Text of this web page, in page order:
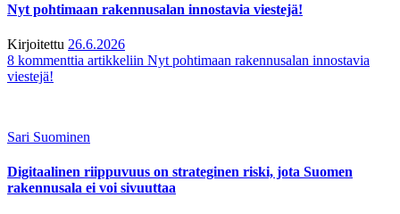
Nyt pohtimaan rakennusalan innostavia viestejä!
Kirjoitettu 26.6.2026
8 kommenttia artikkeliin Nyt pohtimaan rakennusalan innostavia
viestejä!
Sari Suominen
Digitaalinen riippuvuus on strateginen riski, jota Suomen
rakennusala ei voi sivuuttaa